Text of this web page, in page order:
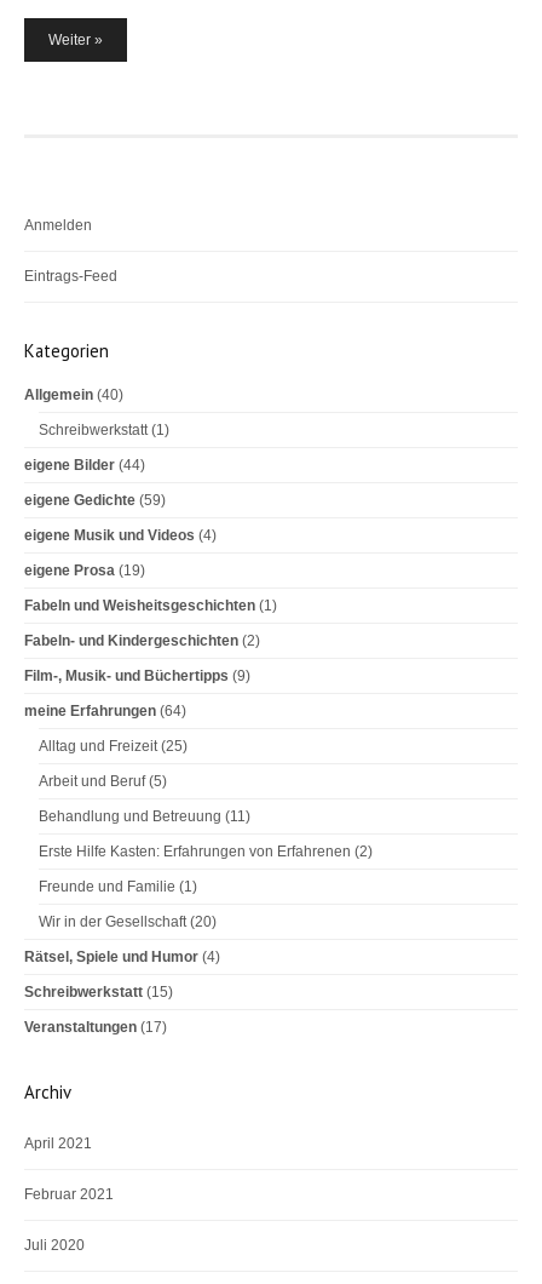
a
s
v
i
a
i
o
n
Weiter »
Anmelden
Eintrags-Feed
Kategorien
Allgemein (40)
Schreibwerkstatt (1)
eigene Bilder (44)
eigene Gedichte (59)
eigene Musik und Videos (4)
eigene Prosa (19)
Fabeln und Weisheitsgeschichten (1)
Fabeln- und Kindergeschichten (2)
Film-, Musik- und Büchertipps (9)
meine Erfahrungen (64)
Alltag und Freizeit (25)
Arbeit und Beruf(5)
Behandlung und Betreuung (11)
Erste Hilfe Kasten: Erfahrungen von Erfahrenen (2)
Freunde und Familie (1)
Wir in der Gesellschaft (20)
Rätsel, Spiele und Humor (4)
Schreibwerkstatt (15)
Veranstaltungen (17)
Archiv
April 2021
Februar 2021
Juli 2020